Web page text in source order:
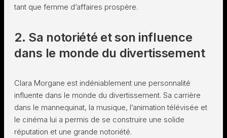
tant que femme d’affaires prospère.
2. Sa notoriété et son influence
dans le monde du divertissement
Clara Morgane est indéniablement une personnalité
influente dans le monde du divertissement. Sa carrière
dans le mannequinat, la musique, l’animation télévisée et
le cinéma lui a permis de se construire une solide
réputation et une grande notoriété.